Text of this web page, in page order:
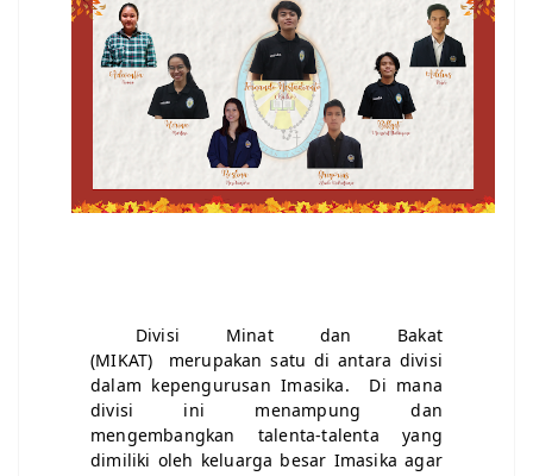
Divisi Minat dan Bakat
(MIKAT)
merupakan satu di antara divisi
dalam kepengurusan Imasika.
Di mana
divisi ini menampung dan
mengembangkan talenta-talenta yang
dimiliki oleh keluarga besar Imasika agar